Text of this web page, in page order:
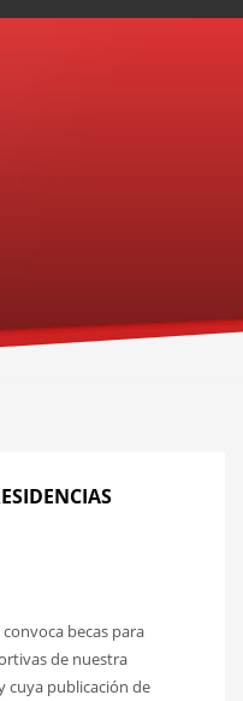
becas para
de nuestra
cuya publicación de